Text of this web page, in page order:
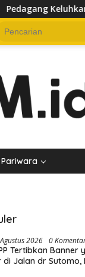
Pasar Pagi
Pariwara
2026 0
Tertibkan Banner
Jalan dr Sutomo,